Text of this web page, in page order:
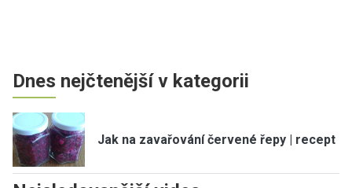
Dnes nejčtenější v kategorii
Jak na zavařování červené řepy | recept